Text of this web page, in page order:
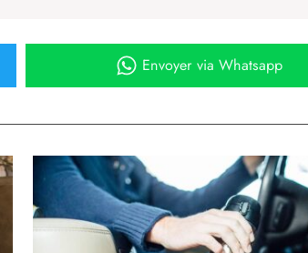
Envoyervia Whatsapp